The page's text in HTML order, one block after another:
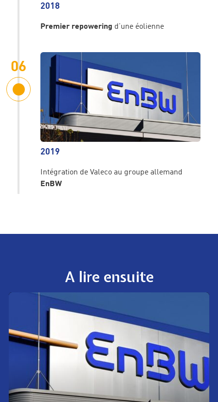
2018
Premier repowering d’une éolienne
2019
Intégration de Valeco au groupe allemand
EnBW
06
A lire ensuite